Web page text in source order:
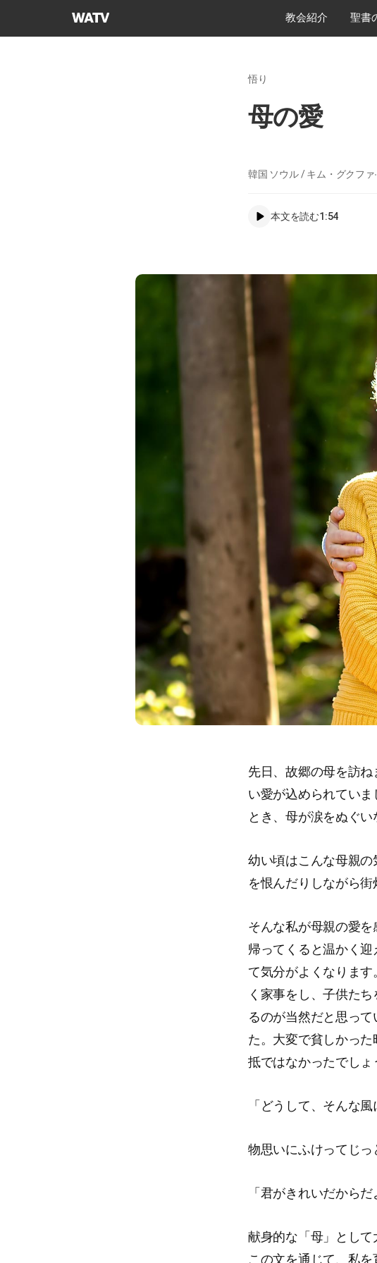
神
教会紹介 聖書
悟り
母の愛
韓国 ソウル / キム・グクファ
本文を読む1:54
先日、故郷の母を訪
い愛が込められてい
とき、母が涙をぬぐい
幼い頃はこんな母親
を恨んだりしながら街
そんな私が母親の愛
帰ってくると温かく
て気分がよくなりま
く家事をし、子供た
るのが当然だと思っ
た。大変で貧しかっ
抵ではなかったでしょ
「どうして、そんな風
物思いにふけってじっ
「君がきれいだからだ
献身的な「母」とし
この文を通じて、私